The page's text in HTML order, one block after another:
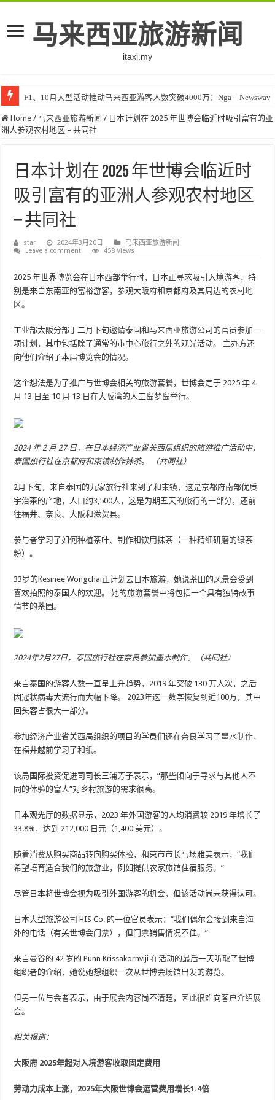
马来西亚旅游新闻
itaxi.my
F1、10月大型活动推动马来西亚游客人数突破4000万：Nga – Newswav
Home / 马来西亚旅游新闻 / 日本计划在 2025 年世博会临近时吸引富有的亚
洲人参观农村地区 – 共同社
日本计划在 2025 年世博会临近时
吸引富有的亚洲人参观农村地区
– 共同社
star 2024年3月20日
马来西亚旅游新闻
Leave a comment
458 Views
2025 年世界博览会在日本西部举行时，日本正寻求吸引入境游客，特
别是来自东南亚的富裕游客，参观大阪府和京都府及其周边的农村地
区。
工业部大阪分部于二月下旬邀请泰国和马来西亚旅游公司的官员参加一
项计划，其中包括除了通常的市中心旅行之外的观光活动。 主办方还
向他们介绍了本届博览会的情况。
这个想法是为了推广与世博会相关的旅游套餐，世博会定于 2025 年 4
月 13 日至 10 月 13 日在大阪湾的人工岛梦岛举行。
2024 年 2 月 27 日，在日本经济产业省关西局组织的旅游推广活动中，
泰国旅行社在京都府和束镇制作抹茶。 （共同社）
2月下旬，来自泰国的九家旅行社来到了和束镇，这是京都府南部优质
宇治茶的产地，人口约3,500人，这是为期五天的旅行的一部分，还前
往福井、奈良、大阪和滋贺县。
参与者学习了如何种植茶叶、制作和饮用抹茶（一种精细研磨的绿茶
粉）。
33岁的Kesinee Wongchai正计划去日本旅游，她说茶田的风景会受到
喜欢拍照的泰国人的欢迎。 她的旅游套餐中将包括一个具有独特故事
情节的茶园。
2024年2月27日，泰国旅行社在奈良参加墨水制作。（共同社）
来自泰国的游客人数一直呈上升趋势，2019 年突破 130 万人次，之后
因冠状病毒大流行而大幅下降。 2023年这一数字恢复到近100万，其中
回头客占很大一部分。
参加经济产业省关西局组织的项目的学员们还在奈良学习了墨水制作，
在福井越前学习了和纸。
该局国际投资促进司司长三浦芳子表示，“那些倾向于寻求与其他人不
同的体验的富人”对乡村旅游的需求很高。
日本观光厅的数据显示，2023 年外国游客的人均消费较 2019 年增长了
33.8%，达到 212,000 日元（1,400 美元）。
随着消费从购买商品转向购买体验，和束市市长马场雅美表示，“我们
希望培育适合我们的旅游业，例如提供农家旅馆住宿服务。”
尽管日本将世博会视为吸引外国游客的机会，但该活动尚未获得认可。
日本大型旅游公司 HIS Co. 的一位官员表示：“我们偶尔会接到来自海
外的电话（有关世博会门票），但门票销售情况不佳。”
来自曼谷的 42 岁的 Punn Krissakornviji 在活动的最后一天听取了世博
组织者的介绍，她说她想组织一次从世博会场馆出发的游览。
但另一位与会者表示，由于展会内容尚不清楚，因此很难向客户介绍展
会。
相关报道：
大阪府 2025年起对入境游客收取固定费用
劳动力成本上涨，2025年大阪世博会运营费用增长1.4倍